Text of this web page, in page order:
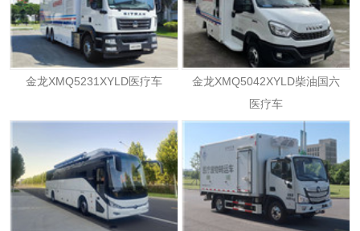
金龙XMQ5231XYLD医疗车
金龙XMQ5042XYLD柴油国六
医疗车